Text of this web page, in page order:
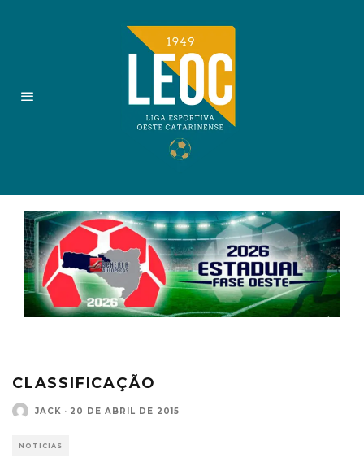
CLASSIFICAÇÃO
JACK · 20 DE ABRIL DE 2015
NOTÍCIAS